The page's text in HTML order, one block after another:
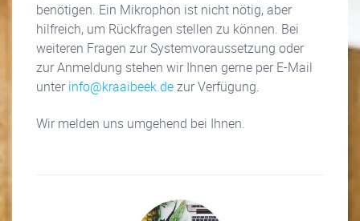
benötigen. Ein Mikrophon ist nicht nötig, aber
hilfreich, um Rückfragen stellen zu können. Bei
weiteren Fragen zur Systemvoraussetzung oder
zur Anmeldung stehen wir Ihnen gerne per E-Mail
unter info@kraaibeek.dezur Verfügung.
Wir melden uns umgehend bei Ihnen.